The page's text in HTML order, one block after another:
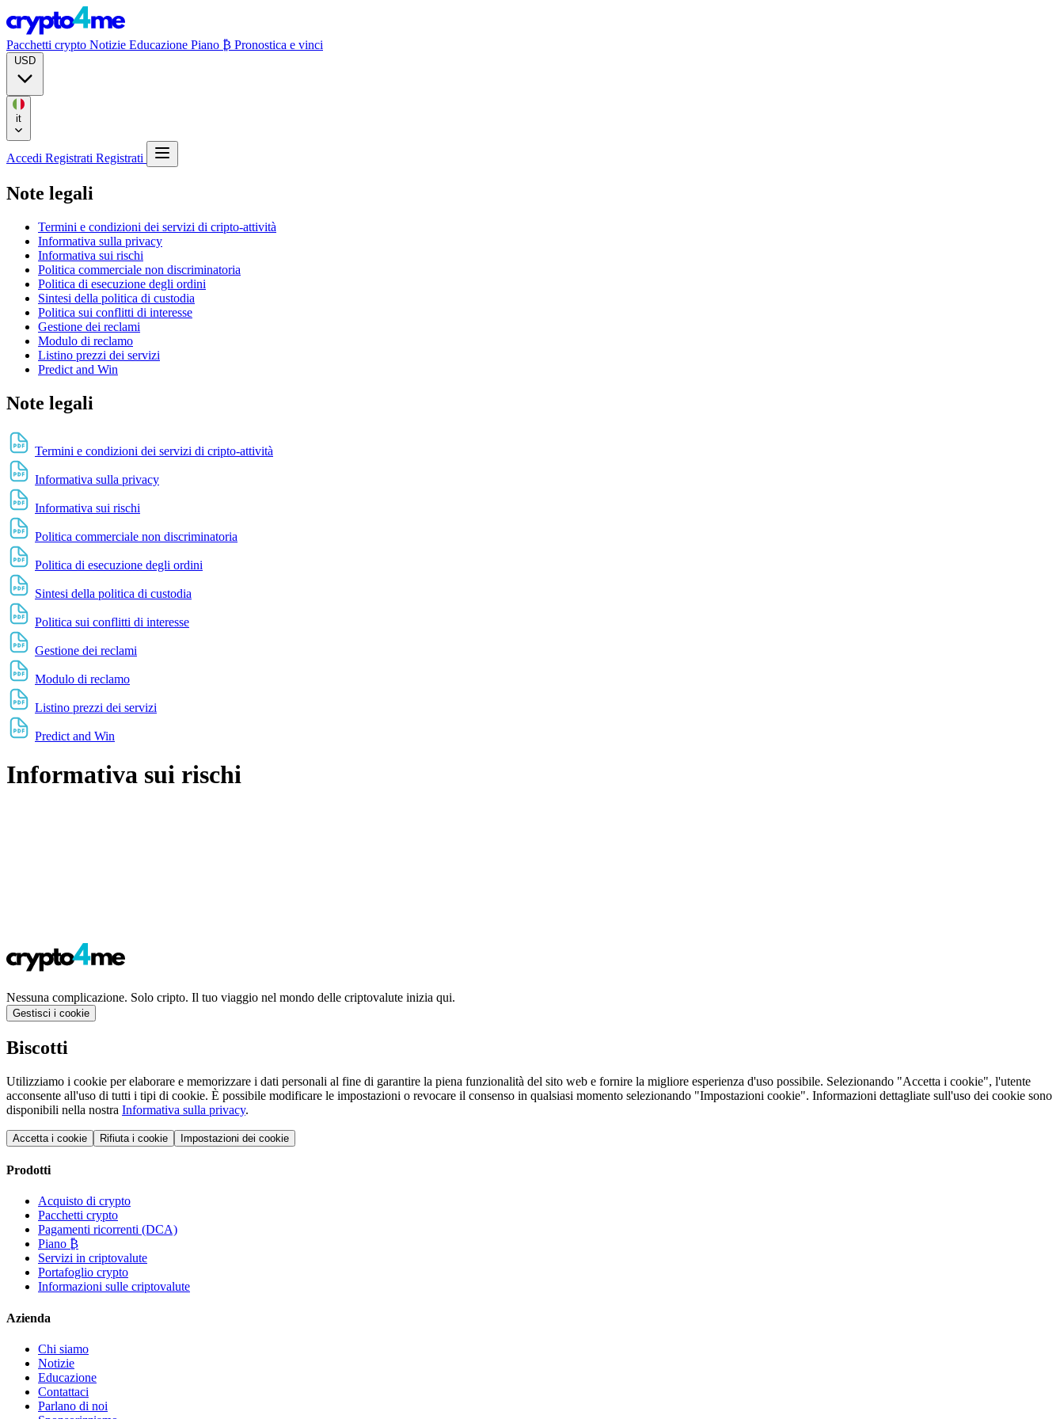
Pacchetti crypto Notizie Educazione Piano ₿ Pronostica e vinci
Accedi Registrati Registrati
Note legali
Termini e condizioni dei servizi di cripto-attività
Informativa sulla privacy
Informativa sui rischi
Politica commerciale non discriminatoria
Politica di esecuzione degli ordini
Sintesi della politica di custodia
Politica sui conflitti di interesse
Gestione dei reclami
Modulo di reclamo
Listino prezzi dei servizi
Predict and Win
Note legali
Termini e condizioni dei servizi di cripto-attività
Informativa sulla privacy
Informativa sui rischi
Politica commerciale non discriminatoria
Politica di esecuzione degli ordini
Sintesi della politica di custodia
Politica sui conflitti di interesse
Gestione dei reclami
Modulo di reclamo
Listino prezzi dei servizi
Predict and Win
Informativa sui rischi
Nessuna complicazione. Solo cripto. Il tuo viaggio nel mondo delle criptovalute inizia qui.
Gestisci i cookie
Biscotti
Utilizziamo i cookie per elaborare e memorizzare i dati personali al fine di garantire la piena funzionalità del sito web e fornire la migliore esperienza d'uso possibile. Selezionando "Accetta i cookie", l'utente
acconsente all'uso di tutti i tipi di cookie. È possibile modificare le impostazioni o revocare il consenso in qualsiasi momento selezionando "Impostazioni cookie". Informazioni dettagliate sull'uso dei cookie sono
disponibili nella nostra Informativa sulla privacy.
Accetta i cookie Rifiuta i cookie Impostazioni dei cookie
Prodotti
Acquisto di crypto
Pacchetti crypto
Pagamenti ricorrenti (DCA)
Piano ₿
Servizi in criptovalute
Portafoglio crypto
Informazioni sulle criptovalute
Azienda
Chi siamo
Notizie
Educazione
Contattaci
Parlano di noi